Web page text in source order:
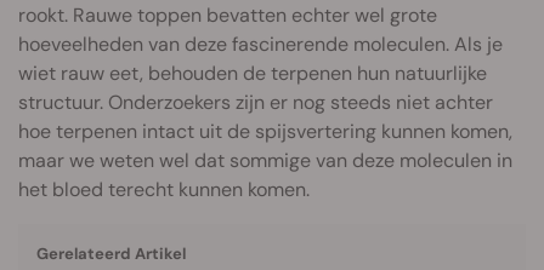
rookt. Rauwe toppen bevatten echter wel grote
hoeveelheden van deze fascinerende moleculen. Als je
wiet rauw eet, behouden de terpenen hun natuurlijke
structuur. Onderzoekers zijn er nog steeds niet achter
hoe terpenen intact uit de spijsvertering kunnen komen,
maar we weten wel dat sommige van deze moleculen in
het bloed terecht kunnen komen.
Gerelateerd Artikel